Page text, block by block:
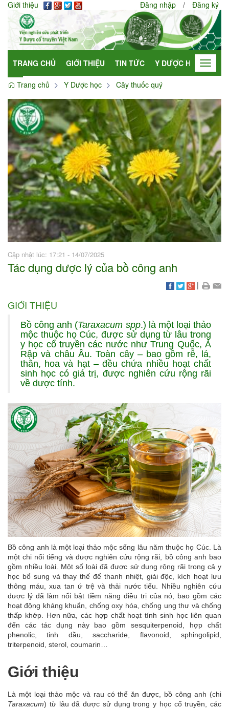
Giới thiệu Đăng nhập / Đăng ký
TRANG CHỦ GIỚI THIỆU TIN TỨC Y DƯỢC HỌC Toggle
Trang chủ
Y Dược học Cây thuốc quý
Cập nhật lúc: 17:21 - 14/07/2025
Tác dụng dược lý của bồ công anh
|
GIỚI THIỆU
Bồ công anh (Taraxacum spp.) là một loại thảo
mộc thuộc họ Cúc, được sử dụng từ lâu trong
y học cổ truyền các nước như Trung Quốc, Ả
Rập và châu Âu. Toàn cây – bao gồm rễ, lá,
thân, hoa và hạt – đều chứa nhiều hoạt chất
sinh học có giá trị, được nghiên cứu rộng rãi
về dược tính.
Bồ công anh là một loại thảo mộc sống lâu năm thuộc họ Cúc. Là
một chi nổi tiếng và được nghiên cứu rộng rãi, bồ công anh bao
gồm nhiều loài. Một số loài đã được sử dụng rộng rãi trong cả y
học bổ sung và thay thế để thanh nhiệt, giải độc, kích hoạt lưu
thông máu, xua tan ứ trệ và thải nước tiểu. Nhiều nghiên cứu
dược lý đã làm nổi bật tiềm năng điều trị của nó, bao gồm các
hoạt động kháng khuẩn, chống oxy hóa, chống ung thư và chống
thấp khớp. Hơn nữa, các hợp chất hoạt tính sinh học liên quan
đến các tác dụng này bao gồm sesquiterpenoid, hợp chất
phenolic, tinh dầu, saccharide, flavonoid, sphingolipid,
triterpenoid, sterol, coumarin…
Giới thiệu
Là một loại thảo mộc và rau có thể ăn được, bồ công anh (chi
Taraxacum) từ lâu đã được sử dụng trong y học cổ truyền, các